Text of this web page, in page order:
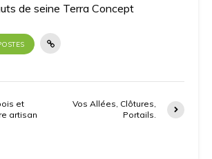
de seine Terra Concept
et
artisan
Vos Allées, Clôtures,
Portails.